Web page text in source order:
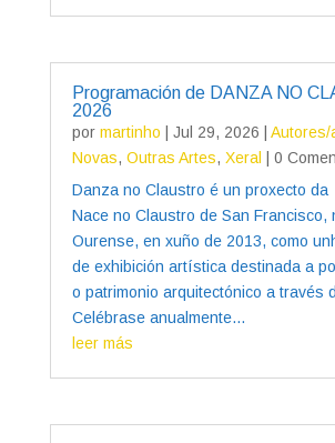
Programación de DANZA NO
2026
por martinho Jul 29, 2026 Autores/
Novas, Outras Artes, Xeral
| 0
Danza no Claustro é un proxecto da
Nace no Claustro de San Francisco,
Ourense, en xuño de 2013, como
de exhibición artística destinada a
o patrimonio arquitectónico a través
Celébrase anualmente...
leer más